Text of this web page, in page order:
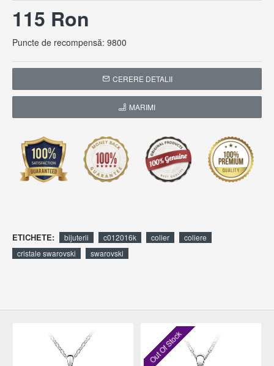
115 Ron
Puncte de recompensă: 9800
CERERE DETALII
MARIMI
ETICHETE: bijuterii c012016k colier
coliere
cristale swarovski
swarovski
Out Of Stock